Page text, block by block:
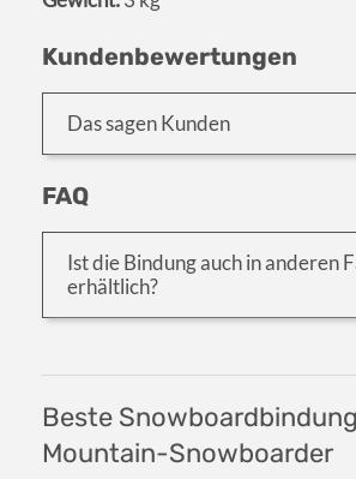
Kundenbewertungen
Das sagen Kunden
FAQ
Ist die Bindung auch in anderen
erhältlich?
Beste
Mountain-Snowboarder